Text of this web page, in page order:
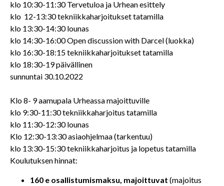
klo 10:30-11:30 Tervetuloa ja Urhean esittely
klo 12-13:30 tekniikkaharjoitukset tatamilla
klo 13:30-14:30 lounas
klo 14:30-16:00 Open discussion with Darcel (luokka)
klo 16:30-18:15 tekniikkaharjoitukset tatamilla
klo 18:30-19 päivällinen
sunnuntai 30.10.2022
Klo 8- 9 aamupala Urheassa majoittuville
klo 9:30-11:30 tekniikkaharjoitus tatamilla
klo 11:30-12:30 lounas
Klo 12:30-13:30 asiaohjelmaa (tarkentuu)
klo 13:30-15:30 tekniikkaharjoitus ja lopetus tatamilla
Koulutuksen hinnat:
160 e osallistumismaksu, majoittuvat (majoitus